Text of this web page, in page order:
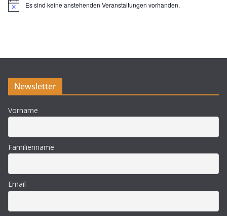
H
s
Es sind keine anstehenden Veranstaltungen vorhanden.
Newsletter
Vorname
Familienname
Email